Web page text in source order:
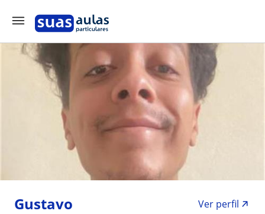
Gustavo
Ver perfil